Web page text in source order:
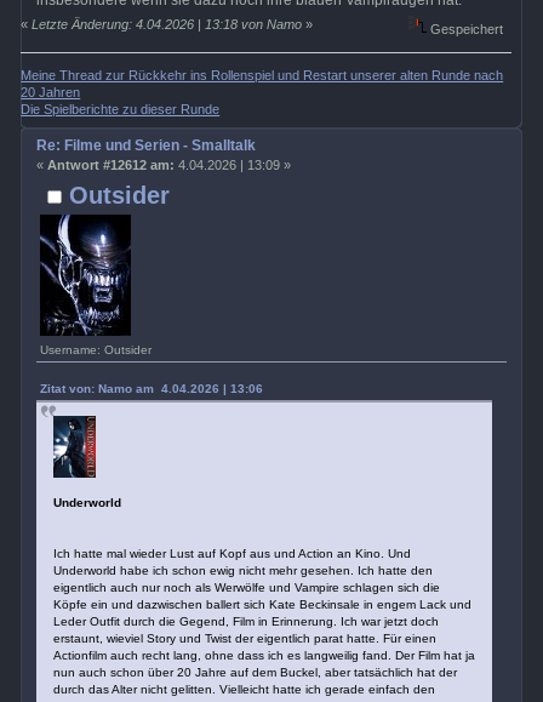
«Letzte Änderung: 4.04.2026 | 13:18 von Namo » Gespeichert
Meine Thread zur Rückkehr ins Rollenspiel und Restart unserer alten Runde nach
20 Jahren
Die Spielberichte zu dieser Runde
Outsider
Username: Outsider
Re: Filme und Serien - Smalltalk
« Antwort #12612 am: 4.04.2026 | 13:09 »
Zitat von: Namo am 4.04.2026 | 13:06
Underworld
Ich hatte mal wieder Lust auf Kopf aus und Action an Kino. Und
Underworld habe ich schon ewig nicht mehr gesehen. Ich hatte den
eigentlich auch nur noch als Werwölfe und Vampire schlagen sich die
Köpfe ein und dazwischen ballert sich Kate Beckinsale in engem Lack und
Leder Outfit durch die Gegend, Film in Erinnerung. Ich war jetzt doch
erstaunt, wieviel Story und Twist der eigentlich parat hatte. Für einen
Actionfilm auch recht lang, ohne dass ich es langweilig fand. Der Film hat ja
nun auch schon über 20 Jahre auf dem Buckel, aber tatsächlich hat der
durch das Alter nicht gelitten. Vielleicht hatte ich gerade einfach den